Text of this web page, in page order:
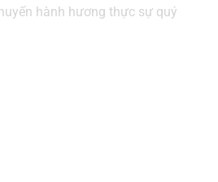
hành hương thực sự quý